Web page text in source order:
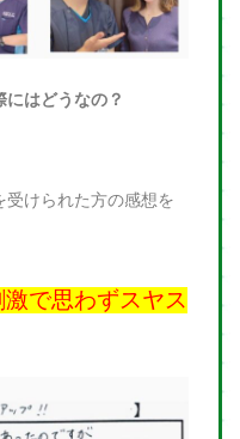
にはどうなの？
受けられた方の感想を
激で思わずスヤス